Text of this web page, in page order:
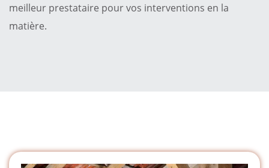
meilleur prestataire pour vos interventions en la
matière.